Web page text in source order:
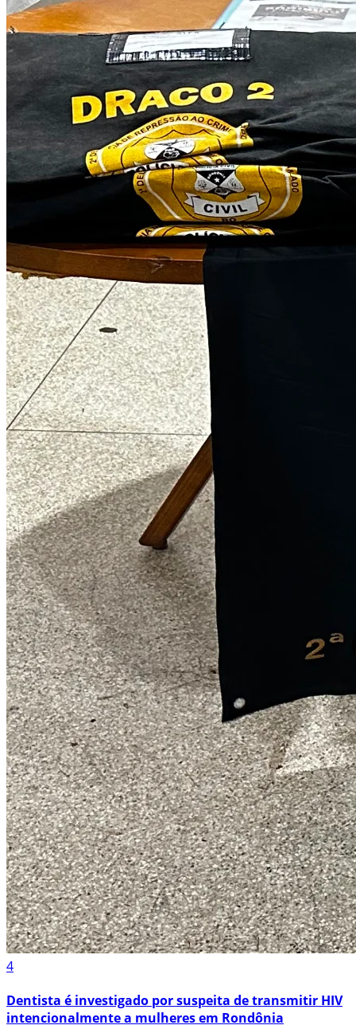
4
Dentista é investigado por suspeita de transmitir HIV
intencionalmente a mulheres em Rondônia